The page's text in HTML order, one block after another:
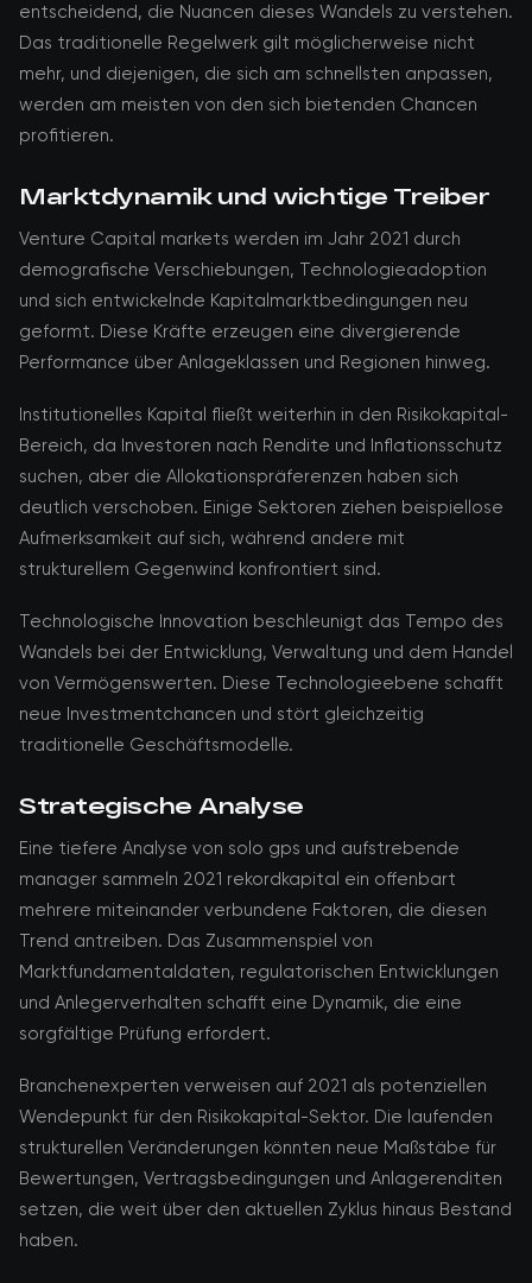
entscheidend, die Nuancen dieses Wandels zu verstehen.
Das traditionelle Regelwerk gilt möglicherweise nicht
mehr, und diejenigen, die sich am schnellsten anpassen,
werden am meisten von den sich bietenden Chancen
profitieren.
Marktdynamik und wichtige Treiber
Venture Capital markets werden im Jahr 2021 durch
demografische Verschiebungen, Technologieadoption
und sich entwickelnde Kapitalmarktbedingungen neu
geformt. Diese Kräfte erzeugen eine divergierende
Performance über Anlageklassen und Regionen hinweg.
Institutionelles Kapital fließt weiterhin in den Risikokapital-
Bereich, da Investoren nach Rendite und Inflationsschutz
suchen, aber die Allokationspräferenzen haben sich
deutlich verschoben. Einige Sektoren ziehen beispiellose
Aufmerksamkeit auf sich, während andere mit
strukturellem Gegenwind konfrontiert sind.
Technologische Innovation beschleunigt das Tempo des
Wandels bei der Entwicklung, Verwaltung und dem Handel
von Vermögenswerten. Diese Technologieebene schafft
neue Investmentchancen und stört gleichzeitig
traditionelle Geschäftsmodelle.
Strategische Analyse
Eine tiefere Analyse von solo gps und aufstrebende
manager sammeln 2021 rekordkapital ein offenbart
mehrere miteinander verbundene Faktoren, die diesen
Trend antreiben. Das Zusammenspiel von
Marktfundamentaldaten, regulatorischen Entwicklungen
und Anlegerverhalten schafft eine Dynamik, die eine
sorgfältige Prüfung erfordert.
Branchenexperten verweisen auf 2021 als potenziellen
Wendepunkt für den Risikokapital-Sektor. Die laufenden
strukturellen Veränderungen könnten neue Maßstäbe für
Bewertungen, Vertragsbedingungen und Anlagerenditen
setzen, die weit über den aktuellen Zyklus hinaus Bestand
haben.